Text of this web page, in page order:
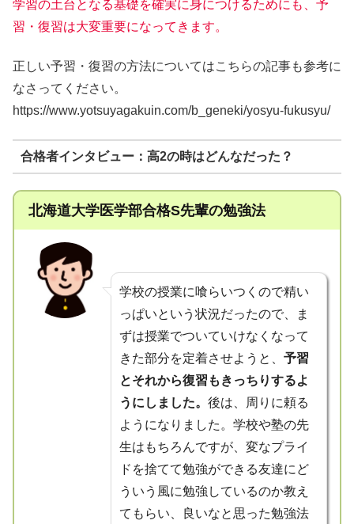
学習の土台となる基礎を確実に身につけるためにも、予
習・復習は大変重要になってきます。
正しい予習・復習の方法についてはこちらの記事も参考に
なさってください。
https://www.yotsuyagakuin.com/b_geneki/yosyu-fukusyu/
合格者インタビュー：高2の時はどんなだった？
北海道大学医学部合格S先輩の勉強法
学校の授業に喰らいつくので精い
っぱいという状況だったので、ま
ずは授業でついていけなくなって
きた部分を定着させようと、 予習
とそれから復習もきっちりするよ
うにしました。 後は、周りに頼る
ようになりました。学校や塾の先
生はもちろんですが、変なプライ
ドを捨てて勉強ができる友達にど
ういう風に勉強しているのか教え
てもらい、良いなと思った勉強法